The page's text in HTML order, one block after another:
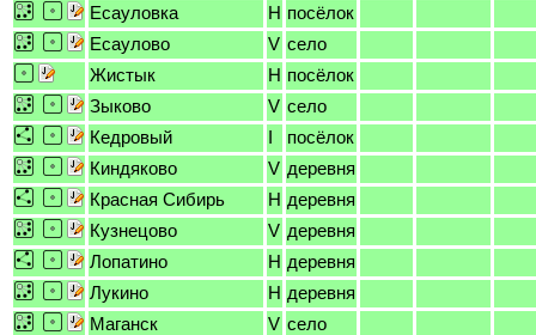
Есауловка
H посёлок
Есаулово
V село
Жистык
H посёлок
Зыково
V село
Кедровый
I
посёлок
Киндяково
V деревня
Красная Сибирь
H деревня
Кузнецово
V деревня
Лопатино
H деревня
Лукино
H деревня
Маганск
V село